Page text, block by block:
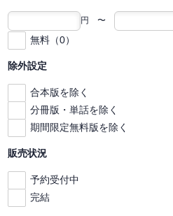
円 〜
無料（0）
除外設定
合本版を除く
分冊版・単話を除く
期間限定無料版を除く
販売状況
予約受付中
完結